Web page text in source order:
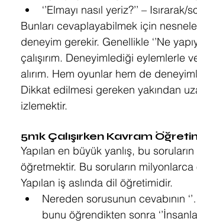
‘’Elmayı nasıl yeriz?’’ – Isırarak/
Bunları cevaplayabilmek için
deneyim gerekir. Genellikle ‘’Ne
çalışırım. Deneyimlediği eylemlerle
alırım. Hem oyunlar hem de
Dikkat edilmesi gereken yakından
izlemektir.
5n1k Çalışırken Kavram
Yapılan en büyük yanlış, bu
öğretmektir. Bu soruların
Yapılan iş aslında dil öğretimidir.
Nereden sorusunun cevabının
bunu öğrendikten sonra